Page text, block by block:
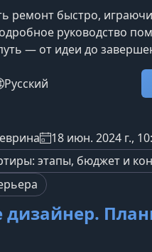
ремонт быстро,
руководство
— от идеи до
и без ошибок. Вы
действий, который
даже если вы впервые
собраны таким
сразу применять знания
ремонтному пр
Русский
18 июн. 2024 г.,
этапы, бюджет и
дизайнер.